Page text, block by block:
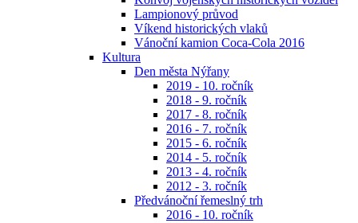
Lampionový průvod
Víkend historických vlaků
Vánoční kamion Coca-Cola 2016
Kultura
Den města Nýřany
2019 - 10. ročník
2018 - 9. ročník
2017 - 8. ročník
2016 - 7. ročník
2015 - 6. ročník
2014 - 5. ročník
2013 - 4. ročník
2012 - 3. ročník
Předvánoční řemeslný trh
2016 - 10. ročník